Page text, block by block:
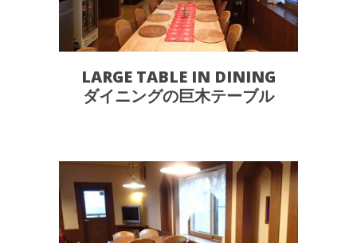
LARGE TABLE IN DINING
ダイニングの巨木テーブル